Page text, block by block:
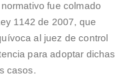
fue colmado
1142 de 2007, que
al juez de control
para adoptar dichas
casos.